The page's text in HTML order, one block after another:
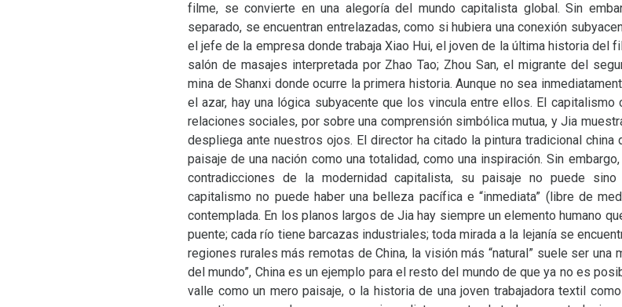
filme, se convierte en una alegoría del mundo capitalista global. Sin
separado, se encuentran entrelazadas, como si hubiera una conexión
el jefe de la empresa donde trabaja Xiao Hui, el joven de la última historia del
salón de masajes interpretada por Zhao Tao; Zhou San, el migrante del
mina de Shanxi donde ocurre la primera historia. Aunque no sea
el azar, hay una lógica subyacente que los vincula entre ellos. El
relaciones sociales, por sobre una comprensión simbólica mutua, y Jia
despliega ante nuestros ojos. El director ha citado la pintura tradicional
paisaje de una nación como una totalidad, como una inspiración. Sin
contradicciones de la modernidad capitalista, su paisaje no puede sino
capitalismo no puede haber una belleza pacífica e “inmediata” (libre de
contemplada. En los planos largos de Jia hay siempre un elemento humano
puente; cada río tiene barcazas industriales; toda mirada a la lejanía se
regiones rurales más remotas de China, la visión más “natural” suele ser una
del mundo”, China es un ejemplo para el resto del mundo de que ya no es
valle como un mero paisaje, o la historia de una joven trabajadora textil